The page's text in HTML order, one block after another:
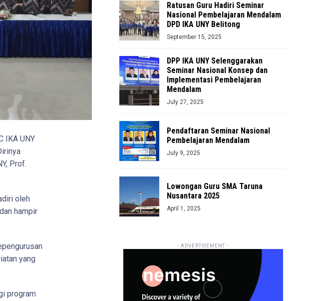
IKA UNY
Prof.
oleh
hampir
yang
program
Ratusan Guru Hadiri Seminar
Nasional Pembelajaran Mendalam
DPD IKA UNY Belitong
September 15, 2025
DPP IKA UNY Selenggarakan
Seminar Nasional Konsep dan
Implementasi Pembelajaran
Mendalam
July 27, 2025
Pendaftaran Seminar Nasional
Pembelajaran Mendalam
July 9, 2025
Lowongan Guru SMA Taruna
Nusantara 2025
April 1, 2025
- ADVERTISEMENT -